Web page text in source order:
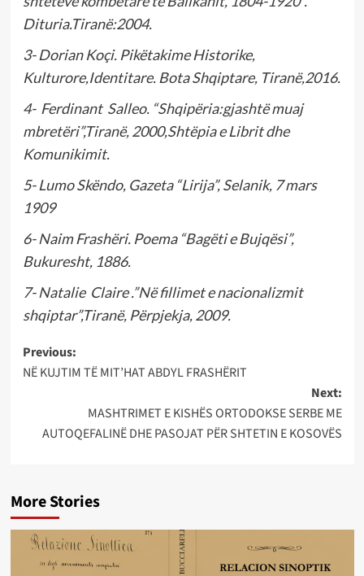
Dituria.Tiranë:2004.
3- Dorian Koçi. Pikëtakime Historike,
Kulturore,Identitare. Bota Shqiptare, Tiranë,2016.
4- Ferdinant Salleo. “Shqipëria:gjashtë muaj
mbretëri”,Tiranë, 2000,Shtëpia e Librit dhe
Komunikimit.
5- Lumo Skëndo, Gazeta “Lirija”, Selanik, 7 mars
1909
6- Naim Frashëri. Poema “Bagëti e Bujqësi”,
Bukuresht, 1886.
7- Natalie Claire .”Në fillimet e nacionalizmit
shqiptar”,Tiranë, Përpjekja, 2009.
Post
navigation
Previous:
NË KUJTIM TË MIT’HAT ABDYL FRASHËRIT
Next:
MASHTRIMET E KISHËS ORTODOKSE SERBE ME
AUTOQEFALINË DHE PASOJAT PËR SHTETIN E KOSOVËS
More Stories